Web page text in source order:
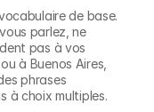
de base.
parlez, ne
pas à vos
à Buenos Aires,
phrases
à choix multiples.